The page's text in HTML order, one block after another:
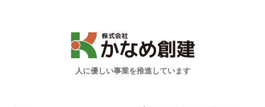
人に優しい事業を推進しています